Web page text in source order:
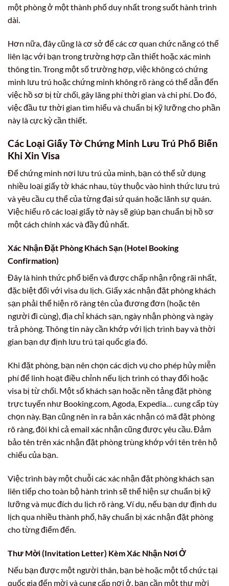
một phòng ở một thành phố duy nhất trong suốt hành trình
dài.
Hơn nữa, đây cũng là cơ sở để các cơ quan chức năng có thể
liên lạc với bạn trong trường hợp cần thiết hoặc xác minh
thông tin. Trong một số trường hợp, việc không có chứng
minh lưu trú hoặc chứng minh không rõ ràng có thể dẫn đến
việc hồ sơ bị từ chối, gây lãng phí thời gian và chi phí. Do đó,
việc đầu tư thời gian tìm hiểu và chuẩn bị kỹ lưỡng cho phần
này là cực kỳ cần thiết.
Các Loại Giấy Tờ Chứng Minh Lưu Trú Phổ Biến
Khi Xin Visa
Để chứng minh nơi lưu trú của mình, bạn có thể sử dụng
nhiều loại giấy tờ khác nhau, tùy thuộc vào hình thức lưu trú
và yêu cầu cụ thể của từng đại sứ quán hoặc lãnh sự quán.
Việc hiểu rõ các loại giấy tờ này sẽ giúp bạn chuẩn bị hồ sơ
một cách chính xác và đầy đủ nhất.
Xác Nhận Đặt Phòng Khách Sạn (Hotel Booking
Confirmation)
Đây là hình thức phổ biến và được chấp nhận rộng rãi nhất,
đặc biệt đối với visa du lịch. Giấy xác nhận đặt phòng khách
sạn phải thể hiện rõ ràng tên của đương đơn (hoặc tên
người đi cùng), địa chỉ khách sạn, ngày nhận phòng và ngày
trả phòng. Thông tin này cần khớp với lịch trình bay và thời
gian bạn dự định lưu trú tại quốc gia đó.
Khi đặt phòng, bạn nên chọn các dịch vụ cho phép hủy miễn
phí để linh hoạt điều chỉnh nếu lịch trình có thay đổi hoặc
visa bị từ chối. Một số khách sạn hoặc nền tảng đặt phòng
trực tuyến như Booking.com, Agoda, Expedia… cung cấp tùy
chọn này. Bạn cũng nên in ra bản xác nhận có mã đặt phòng
rõ ràng, đôi khi cả email xác nhận cũng được yêu cầu. Đảm
bảo tên trên xác nhận đặt phòng trùng khớp với tên trên hộ
chiếu của bạn.
Việc trình bày một chuỗi các xác nhận đặt phòng khách sạn
liên tiếp cho toàn bộ hành trình sẽ thể hiện sự chuẩn bị kỹ
lưỡng và mục đích du lịch rõ ràng. Ví dụ, nếu bạn dự định du
lịch qua nhiều thành phố, hãy chuẩn bị xác nhận đặt phòng
cho từng điểm đến.
Thư Mời (Invitation Letter) Kèm Xác Nhận Nơi Ở
Nếu bạn được một người thân, bạn bè hoặc một tổ chức tại
quốc gia đến mời và cung cấp nơi ở, bạn cần một thư mời